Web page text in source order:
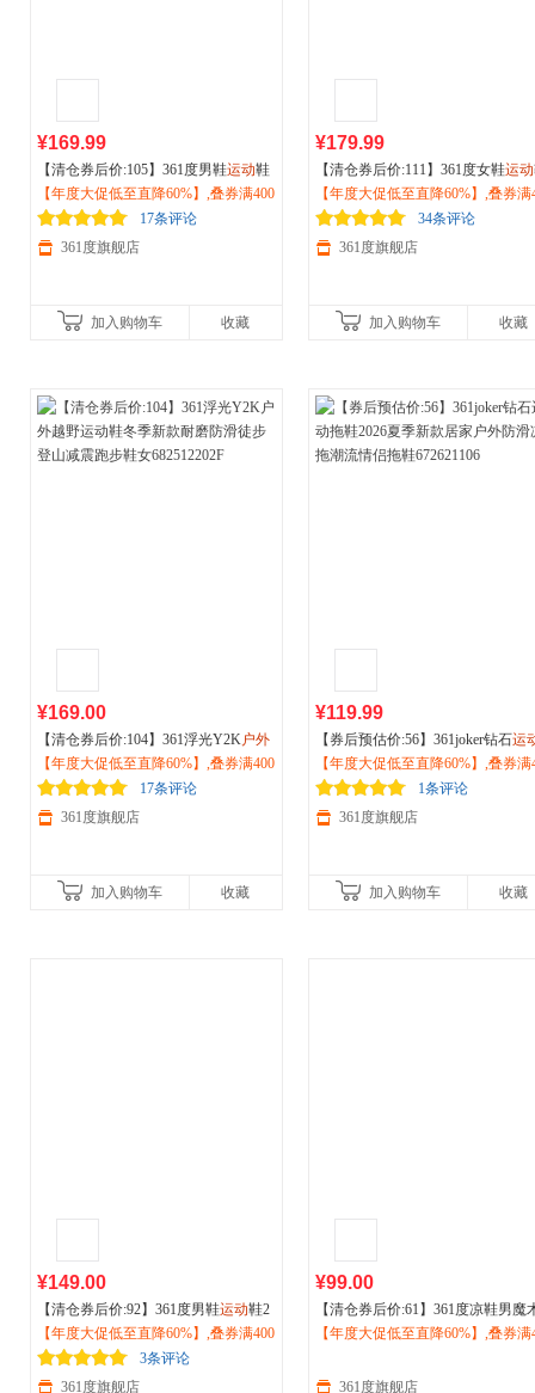
¥169.99
【清仓券后价:105】361度男鞋运动鞋
2026秋季耐磨越野跑鞋户外徒步防滑
登山鞋572513301
【年度大促低至直降60%】,叠券满400
减150/600减230,立即抢购！
17条评论
361度旗舰店
加入购物车 收藏
¥179.99
【清仓券后价:111】361度女鞋运动
2026新款户外徒步减震耐磨越野鞋
步鞋子682512247
【年度大促低至直降60%】,叠券满
减150/600减230,立即抢购！
34条评论
361度旗舰店
加入购物车 收藏
¥169.00
【清仓券后价:104】361浮光Y2K户外
越野运动鞋冬季新款耐磨防滑徒步登
山减震跑步鞋女682512202F
【年度大促低至直降60%】,叠券满400
减150/600减230,立即抢购！
17条评论
361度旗舰店
加入购物车 收藏
¥119.99
【券后预估价:56】361joker钻石运
拖鞋2026夏季新款居家户外防滑凉
潮流情侣拖鞋672621106
【年度大促低至直降60%】,叠券满
减150/600减230,立即抢购！
1条评论
361度旗舰店
加入购物车 收藏
¥149.00
【清仓券后价:92】361度男鞋运动鞋2
026春秋季透气舒适户外休闲运动鞋57
2513306
【年度大促低至直降60%】,叠券满400
减150/600减230,立即抢购！
3条评论
361度旗舰店
¥99.00
【清仓券后价:61】361度凉鞋男魔
贴凉拖运动休闲鞋户外涉水鞋沙滩
【年度大促低至直降60%】,叠券满
361度旗舰店